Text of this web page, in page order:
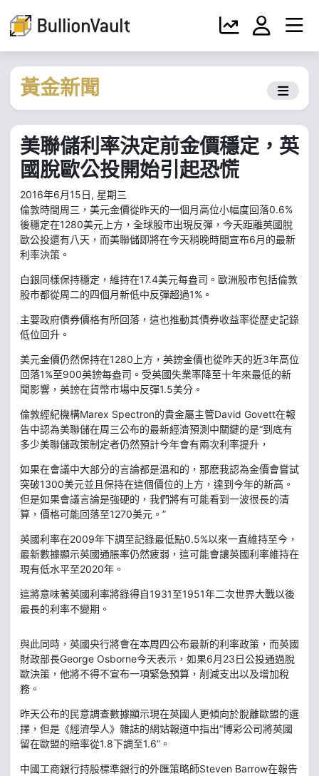
黃金新聞
美聯儲利率決定前金價穩定，英
國脫歐公投開始引起恐慌
2016年6月15日, 星期三
倫敦時間周三，美元金價從昨天的一個月高位小幅度回落0.6%
後穩定在1280美元上方，全球股市出現反彈，今天距離英國脫
歐公投還有八天，而美聯儲即將在今天稍晚時間宣布6月的最新
利率決策。
白銀同樣保持穩定，維持在17.4美元每盎司。歐洲股市包括倫敦
股市都從周二的四個月新低中反彈超過1%。
主要政府債券價格有所回落，這也推動其債券收益率從歷史記錄
低位回升。
美元金價仍然保持在1280上方，英鎊金價也從昨天的近3年高位
回落1%至900英鎊每盎司。受英國失業率降至十年來最低的新
聞影響，英鎊在貨幣市場中反彈1.5美分。
倫敦經紀機構Marex Spectron的貴金屬主管David Govett在報
告中認為美聯儲在周三公布的最新經濟預測中關鍵的是“到底有
多少美聯儲政策制定者仍然預計今年會有兩次利率提升，
如果在會議中大部分的言論都是溫和的，那麽我認為金價會嘗試
突破1300美元並且保持在這個價位的上方，達到今年的新高。
但是如果會議言論是強硬的，我們將有可能看到一波很長的清
算，價格可能回落至1270美元。”
英國利率在2009年下調至記錄最低點0.5%以來一直維持至今，
最新數據顯示英國通脹率仍然疲弱，這可能會讓英國利率維持在
現有低水平至2020年。
這將意味著英國利率將錄得自1931至1951年二次世界大戰以後
最長的利率不變期。
與此同時，英國央行將會在本周四公布最新的利率政策，而英國
財政部長George Osborne今天表示，如果6月23日公投通過脫
歐決策，他將不得不宣布一項緊急預算，削減支出以及增加稅
務。
昨天公布的民意調查數據顯示現在英國人更傾向於脫離歐盟的選
擇，但是《經濟學人》雜誌的網站報道中指出“博彩公司將英國
留在歐盟的賠率從1.8下調至1.6”。
中國工商銀行持股標準銀行的外匯策略師Steven Barrow在報告